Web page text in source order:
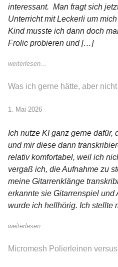
interessant. Man fragt sich
Unterricht mit Leckerli um
Kind musste ich dann doch
Frolic probieren und […]
weiterlesen...
Was ich gerne hätte, aber
1. Mai 2026
Ich nutze KI ganz gerne dafür,
und mir diese dann
relativ komfortabel, weil ich
vergaß ich, die Aufnahme zu
meine Gitarrenklänge
erkannte sie Gitarrenspiel und
wurde ich hellhörig. Ich stellte
weiterlesen...
Micromesh Polierleinen